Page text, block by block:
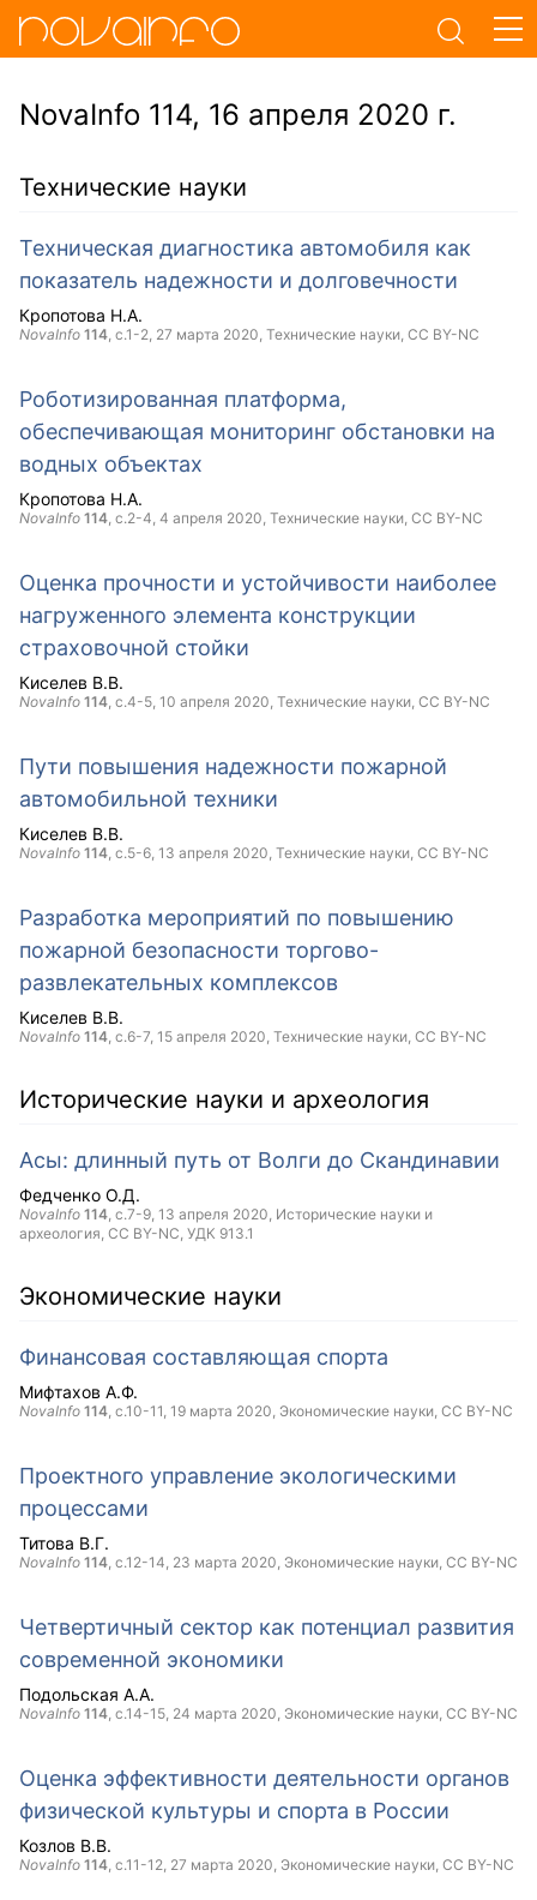
NovaInfo 114, 16 апреля 2020 г.
Технические науки
Техническая диагностика автомобиля как
показатель надежности и долговечности
Кропотова Н.А.
NovaInfo 114, с.1-2, 27 марта 2020, Технические науки, CC BY-NC
Роботизированная платформа,
обеспечивающая мониторинг обстановки на
водных объектах
Кропотова Н.А.
NovaInfo 114, с.2-4, 4 апреля 2020, Технические науки, CC BY-NC
Оценка прочности и устойчивости наиболее
нагруженного элемента конструкции
страховочной стойки
Киселев В.В.
NovaInfo 114, с.4-5, 10 апреля 2020, Технические науки, CC BY-NC
Пути повышения надежности пожарной
автомобильной техники
Киселев В.В.
NovaInfo 114, с.5-6, 13 апреля 2020, Технические науки, CC BY-NC
Разработка мероприятий по повышению
пожарной безопасности торгово-
развлекательных комплексов
Киселев В.В.
NovaInfo 114, с.6-7, 15 апреля 2020, Технические науки, CC BY-NC
Исторические науки и археология
Асы: длинный путь от Волги до Скандинавии
Федченко О.Д.
NovaInfo 114, с.7-9, 13 апреля 2020, Исторические науки и
археология, CC BY-NC, УДК 913.1
Экономические науки
Финансовая составляющая спорта
Мифтахов А.Ф.
NovaInfo 114, с.10-11, 19 марта 2020, Экономические науки, CC BY-NC
Проектного управление экологическими
процессами
Титова В.Г.
NovaInfo 114, с.12-14, 23 марта 2020, Экономические науки, CC BY-NC
Четвертичный сектор как потенциал развития
современной экономики
Подольская А.А.
NovaInfo 114, с.14-15, 24 марта 2020, Экономические науки, CC BY-NC
Оценка эффективности деятельности органов
физической культуры и спорта в России
Козлов В.В.
NovaInfo 114, с.11-12, 27 марта 2020, Экономические науки, CC BY-NC